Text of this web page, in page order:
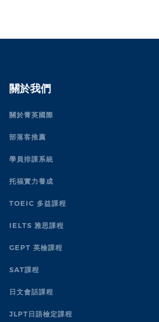
關於我們
關於菁英國際
部落客推薦
學員排課系統
托福實力養成
TOEIC 多益課程
IELTS 雅思課程
GEPT 英檢課程
SAT課程
日文會話課程
JLPT日語檢定課程